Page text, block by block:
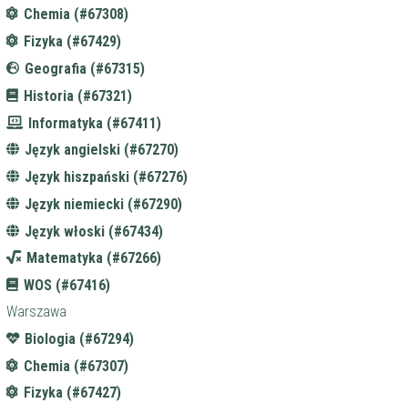
Chemia (#67308)
Fizyka (#67429)
Geografia (#67315)
Historia (#67321)
Informatyka (#67411)
Język angielski (#67270)
Język hiszpański (#67276)
Język niemiecki (#67290)
Język włoski (#67434)
Matematyka (#67266)
WOS (#67416)
Warszawa
Biologia (#67294)
Chemia (#67307)
Fizyka (#67427)